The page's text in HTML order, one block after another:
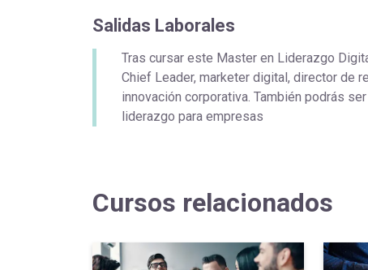
Salidas Laborales
Tras cursar este Master en Liderazgo
Chief Leader, marketer digital, director de
innovación corporativa. También podrás
liderazgo para empresas
Cursos relacionados